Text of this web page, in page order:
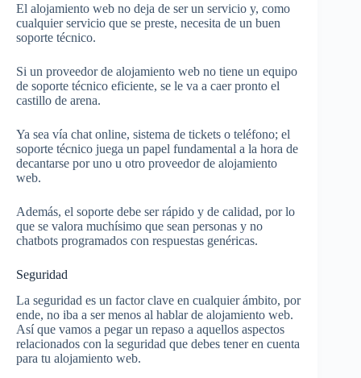
El alojamiento web no deja de ser un servicio y, como
cualquier servicio que se preste, necesita de un buen
soporte técnico.
Si un proveedor de alojamiento web no tiene un equipo
de soporte técnico eficiente, se le va a caer pronto el
castillo de arena.
Ya sea vía chat online, sistema de tickets o teléfono; el
soporte técnico juega un papel fundamental a la hora de
decantarse por uno u otro proveedor de alojamiento
web.
Además, el soporte debe ser rápido y de calidad, por lo
que se valora muchísimo que sean personas y no
chatbots programados con respuestas genéricas.
Seguridad
La seguridad es un factor clave en cualquier ámbito, por
ende, no iba a ser menos al hablar de alojamiento web.
Así que vamos a pegar un repaso a aquellos aspectos
relacionados con la seguridad que debes tener en cuenta
para tu alojamiento web.